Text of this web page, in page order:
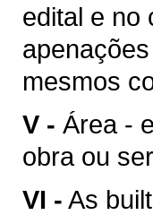
edital e no
mesmos
V - Área -
obra ou
VI - As